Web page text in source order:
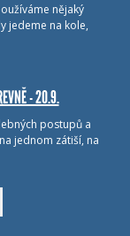
nějaký
jedeme na kole,
- 20.9.
postupů a
jednom zátiší, na